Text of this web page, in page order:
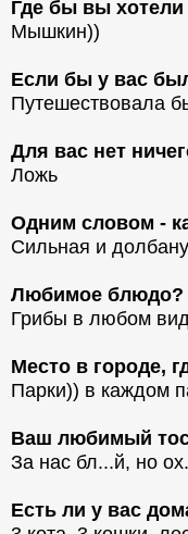
Где бы вы
Мышкин))
Если бы у вас
Путешествовала
Для вас нет
Ложь
Одним словом -
Сильная и
Любимое блюдо?
Грибы в любом
Место в городе,
Парки)) в каждом
Ваш любимый
За нас бл...й, но
Есть ли у вас